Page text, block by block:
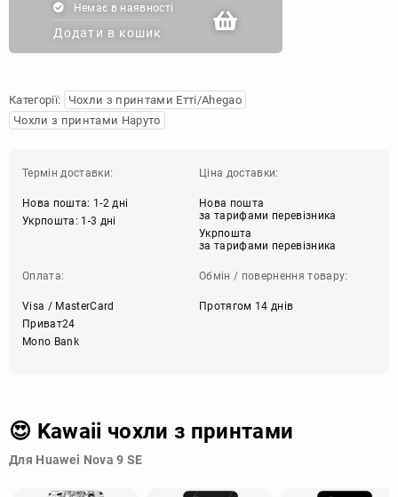
Немає в наявності
Додати в кошик
Категорії:
Чохли з принтами Етті/Ahegao
Чохли з принтами Наруто
Термін доставки:
Нова пошта: 1-2 дні
Укрпошта: 1-3 дні
Ціна доставки:
Нова пошта
за тарифами перевізника
Укрпошта
за тарифами перевізника
Оплата:
Visa / MasterCard
Приват24
Mono Bank
Обмін / повернення товару:
Протягом 14 днів
😍 Kawaii чохли з принтами
Для Huawei Nova 9 SE